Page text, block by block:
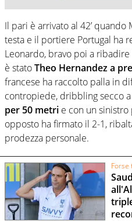
Il pari è arrivato al 42’
testa e il portiere Portugal ha
Leonardo, bravo poi a
è statoTheo Hernandez a
francese ha raccolto palla in
contropiede, dribbling secco
per 50 metri e con un
opposto ha firmato il 2-1,
prodezza personale.
Forse